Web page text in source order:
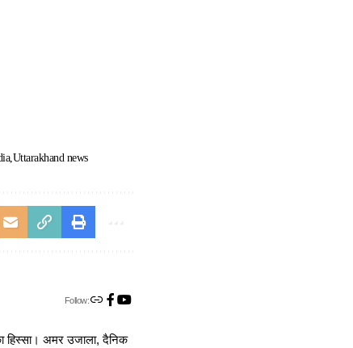
Uttarakhand news
Follow:
हिस्सा। अमर उजाला, दैनिक